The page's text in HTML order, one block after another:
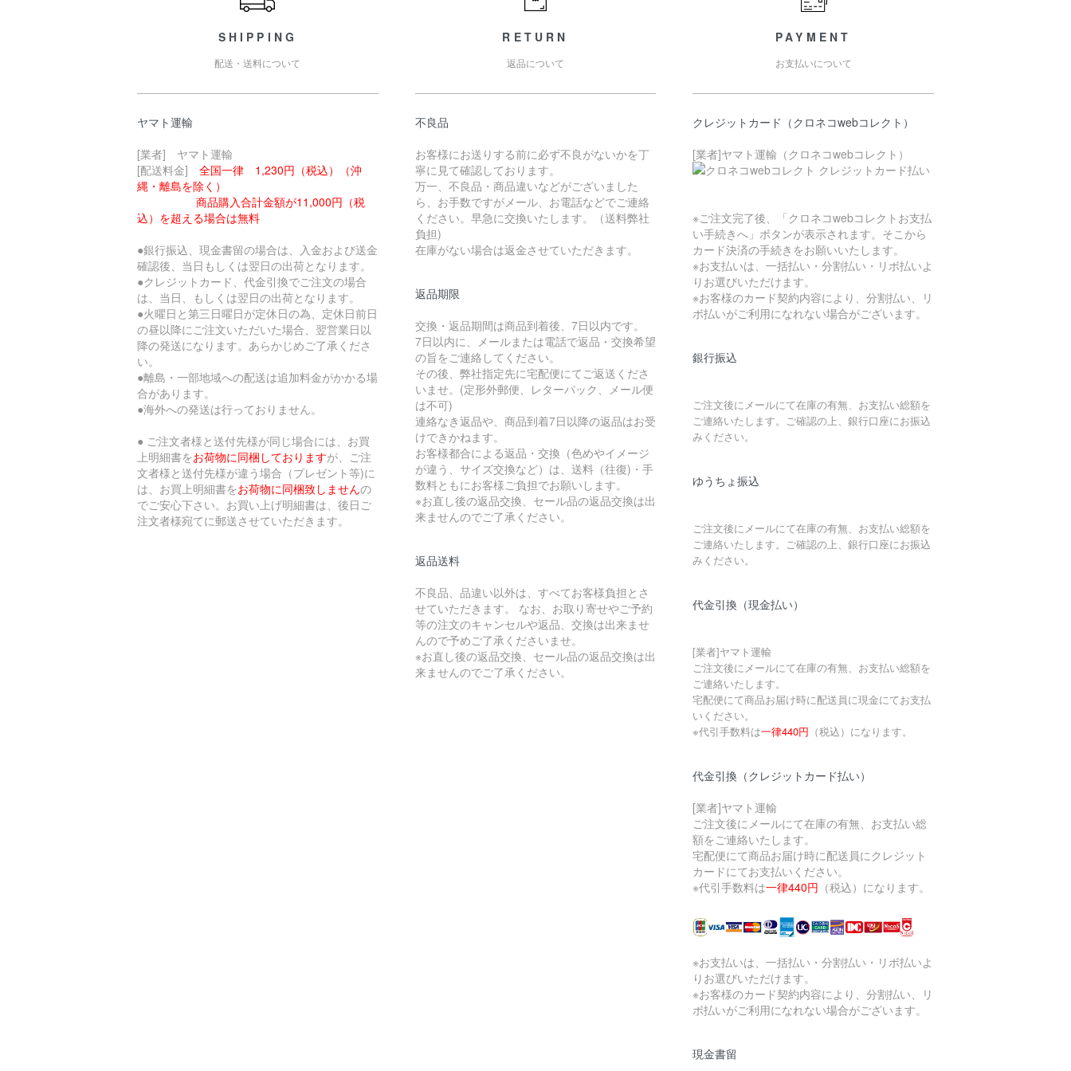
SHIPPING
配送・送料について
ヤマト運輸
[業者] ヤマト運輸
[配送料金] 全国一律 1,230円（税込）（沖
縄・離島を除く）
商品購入合計金額が11,000円（税
込）を超える場合は無料
●銀行振込、現金書留の場合は、入金および送金
確認後、当日もしくは翌日の出荷となります。
●クレジットカード、代金引換でご注文の場合
は、当日、もしくは翌日の出荷となります。
●火曜日と第三日曜日が定休日の為、定休日前日
の昼以降にご注文いただいた場合、翌営業日以
降の発送になります。あらかじめご了承くださ
い。
●離島・一部地域への配送は追加料金がかかる場
合があります。
●海外への発送は行っておりません。
● ご注文者様と送付先様が同じ場合には、お買
上明細書をお荷物に同梱しておりますが、ご注
文者様と送付先様が違う場合（プレゼント等)に
は、お買上明細書をお荷物に同梱致しませんの
でご安心下さい。お買い上げ明細書は、後日ご
注文者様宛てに郵送させていただきます。
RETURN
返品について
不良品
お客様にお送りする前に必ず不良がないかを丁
寧に見て確認しております。
万一、不良品・商品違いなどがございました
ら、お手数ですがメール、お電話などでご連絡
ください。早急に交換いたします。（送料弊社
負担)
在庫がない場合は返金させていただきます。
返品期限
交換・返品期間は商品到着後、7日以内です。
7日以内に、メールまたは電話で返品・交換希望
の旨をご連絡してください。
その後、弊社指定先に宅配便にてご返送くださ
いませ。(定形外郵便、レターパック、メール便
は不可)
連絡なき返品や、商品到着7日以降の返品はお受
けできかねます。
お客様都合による返品・交換（色めやイメージ
が違う、サイズ交換など）は、送料（往復)・手
数料ともにお客様ご負担でお願いします。
※お直し後の返品交換、セール品の返品交換は出
来ませんのでご了承ください。
返品送料
不良品、品違い以外は、すべてお客様負担とさ
せていただきます。 なお、お取り寄せやご予約
等の注文のキャンセルや返品、交換は出来ませ
んので予めご了承くださいませ。
※お直し後の返品交換、セール品の返品交換は出
来ませんのでご了承ください。
PAYMENT
お支払いについて
クレジットカード（クロネコwebコレクト）
[業者]ヤマト運輸（クロネコwebコレクト）
※ご注文完了後、「クロネコwebコレクトお支払
い手続きへ」ボタンが表示されます。そこから
カード決済の手続きをお願いいたします。
※お支払いは、一括払い・分割払い・リボ払いよ
りお選びいただけます。
※お客様のカード契約内容により、分割払い、リ
ボ払いがご利用になれない場合がございます。
銀行振込
ご注文後にメールにて在庫の有無、お支払い総額を
ご連絡いたします。ご確認の上、銀行口座にお振込
みください。
ゆうちょ振込
ご注文後にメールにて在庫の有無、お支払い総額を
ご連絡いたします。ご確認の上、銀行口座にお振込
みください。
代金引換（現金払い）
[業者]ヤマト運輸
ご注文後にメールにて在庫の有無、お支払い総額を
ご連絡いたします。
宅配便にて商品お届け時に配送員に現金にてお支払
いください。
※代引手数料は一律440円 （税込）になります。
代金引換（クレジットカード払い）
[業者]ヤマト運輸
ご注文後にメールにて在庫の有無、お支払い総
額をご連絡いたします。
宅配便にて商品お届け時に配送員にクレジット
カードにてお支払いください。
※代引手数料は一律440円 （税込）になります。
※お支払いは、一括払い・分割払い・リボ払いよ
りお選びいただけます。
※お客様のカード契約内容により、分割払い、リ
ボ払いがご利用になれない場合がございます。
現金書留